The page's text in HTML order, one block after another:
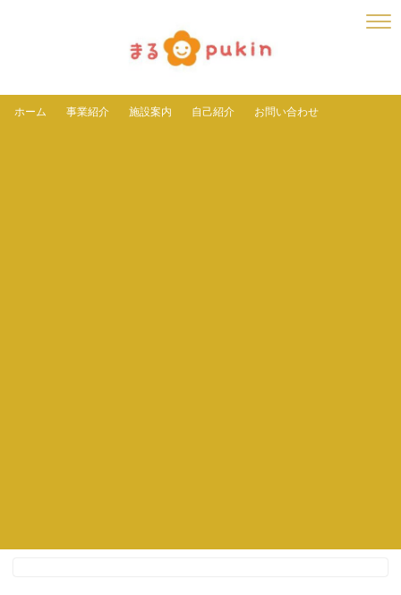
ホーム 事業紹介 施設案内 自己紹介 お問い合わせ